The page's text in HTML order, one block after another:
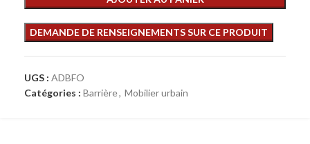
UGS : ADBFO
Catégories : Barrière, Mobilier urbain